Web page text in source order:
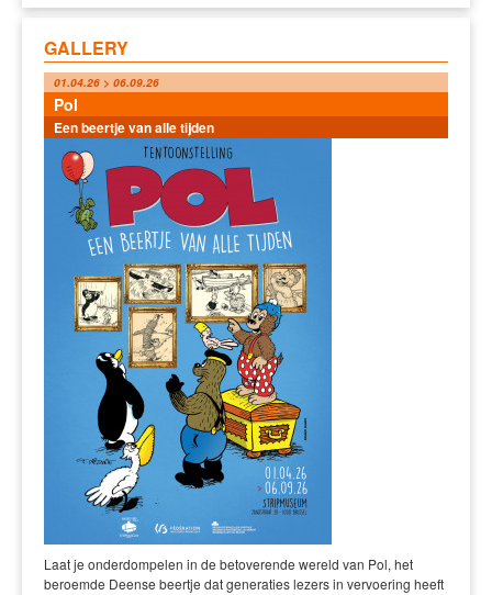
GALLERY
01.04.26 > 06.09.26
Pol
Een beertje van alle tijden
Laat je onderdompelen in de betoverende wereld van Pol, het
beroemde Deense beertje dat generaties lezers in vervoering heeft